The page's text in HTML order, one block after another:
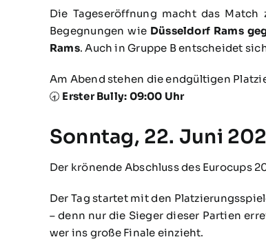
Die Tageseröffnung macht das Match
Begegnungen wie Düsseldorf Rams
Rams. Auch in Gruppe B entscheidet
Am Abend stehen die endgültigen
🕣 Erster Bully: 09:00 Uhr
Sonntag, 22. Juni
Der krönende Abschluss des Eurocups
Der Tag startet mit den
– denn nur die Sieger dieser Partien
wer ins große Finale einzieht.